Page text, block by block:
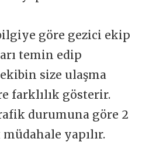
göre gezici ekip
temin edip
size ulaşma
farklılık gösterir.
durumuna göre 2
yapılır.